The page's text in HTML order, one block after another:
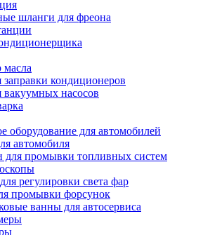
шланги для фреона
заправки кондиционеров
вакуумных насосов
оборудование для автомобилей
автомобиля
для промывки топливных систем
регулировки света фар
промывки форсунок
ванны для автосервиса